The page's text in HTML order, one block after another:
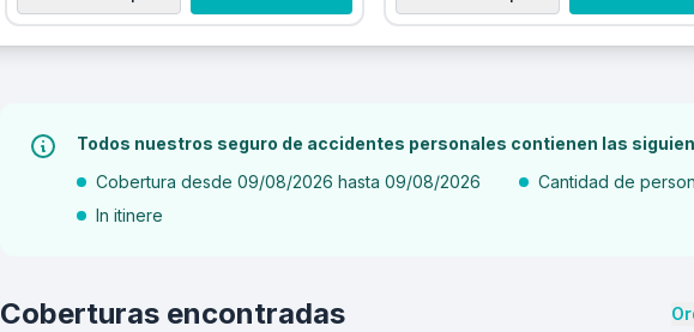
Todos nuestros seguro de accidentes personales contienen las
Cobertura desde 09/08/2026 hasta 09/08/2026
Cantidad de
In itinere
Coberturas encontradas